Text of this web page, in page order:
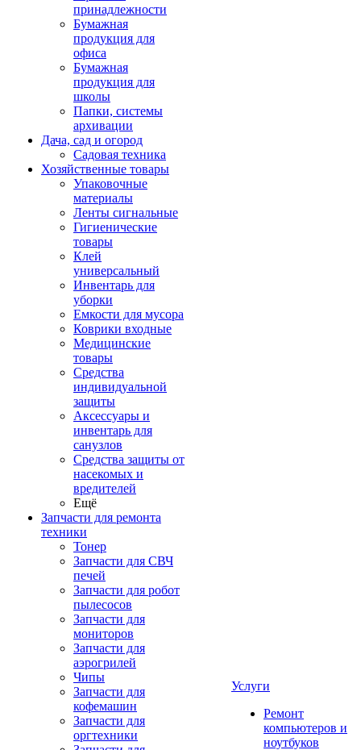
принадлежности
Бумажная
продукция для
офиса
Бумажная
продукция для
школы
Папки, системы
архивации
Дача, сад и огород
Садовая техника
Хозяйственные товары
Упаковочные
материалы
Ленты сигнальные
Гигиенические
товары
Клей
универсальный
Инвентарь для
уборки
Емкости для мусора
Коврики входные
Медицинские
товары
Средства
индивидуальной
защиты
Аксессуары и
инвентарь для
санузлов
Средства защиты от
насекомых и
вредителей
Ещё
Запчасти для ремонта
техники
Тонер
Запчасти для СВЧ
печей
Запчасти для робот
пылесосов
Запчасти для
мониторов
Запчасти для
аэрогрилей
Чипы
Запчасти для
кофемашин
Запчасти для
оргтехники
Услуги
Ремонт
компьютеров и
ноутбуков